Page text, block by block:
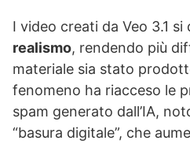
I video creati da Veo 3.1
realismo, rendendo più
materiale sia stato
fenomeno ha riacceso le
spam generato dall’IA,
“basura digitale”, che